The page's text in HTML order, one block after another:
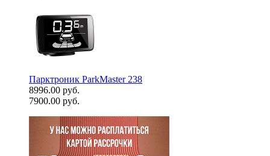
Парктроник ParkMaster 238
8996.00 руб.
7900.00 руб.